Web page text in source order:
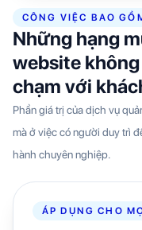
CÔNG VIỆC BAO
Những hạng
website
chạm với
Phần giá trị của dịch vụ
mà ở việc có người duy trì
hành chuyên nghiệp.
ÁP DỤNG CHO